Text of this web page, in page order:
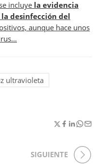
incluye la evidencia
desinfección del
aunque hace unos
ultravioleta
SIGUIENTE